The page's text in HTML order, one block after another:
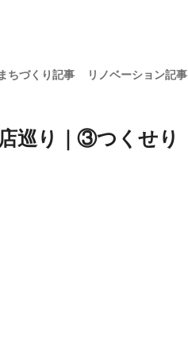
まちづくり記事 リノベーション記事
巡り｜③つくせり